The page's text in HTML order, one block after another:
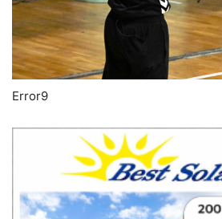
Error9